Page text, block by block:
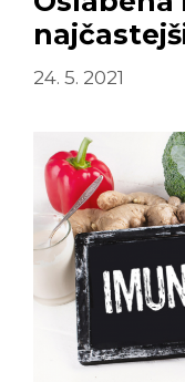
24. 5. 2021